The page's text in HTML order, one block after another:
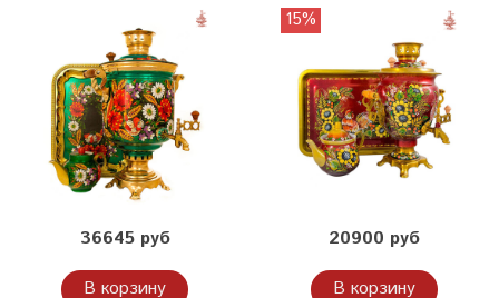
36645 руб
В корзину
15%
20900 руб
В корзину